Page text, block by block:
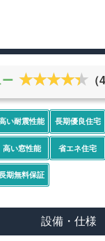
ー ★★★★★
★★★★★ （
い耐震性能 長期優良住宅
高い窓性能 省エネ住宅
期無料保証
設備・仕様